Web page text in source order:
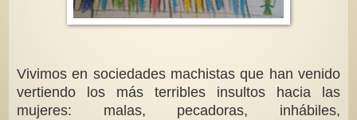
Vivimos en sociedades machistas que han venido
vertiendo los más terribles insultos hacia las
mujeres: malas, pecadoras, inhábiles,